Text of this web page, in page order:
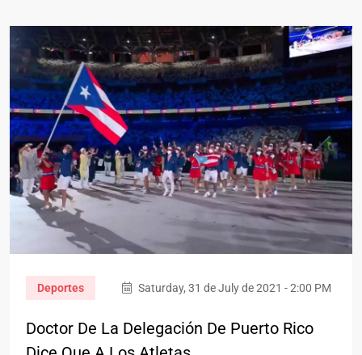
Deportes Saturday, 31 de July de 2021 - 2:00 PM
Doctor De La Delegación De Puerto Rico